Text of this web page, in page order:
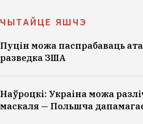
ЧЫТАЙЦЕ ЯШЧЭ
Пуцін можа паспрабаваць
разведка ЗША
Наўроцкі: Украіна можа
маскаля — Польшча